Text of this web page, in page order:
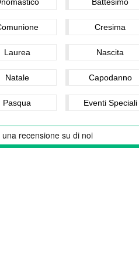
Cresima
Laurea Nascita
Natale Capodanno
Pasqua Eventi Speciali